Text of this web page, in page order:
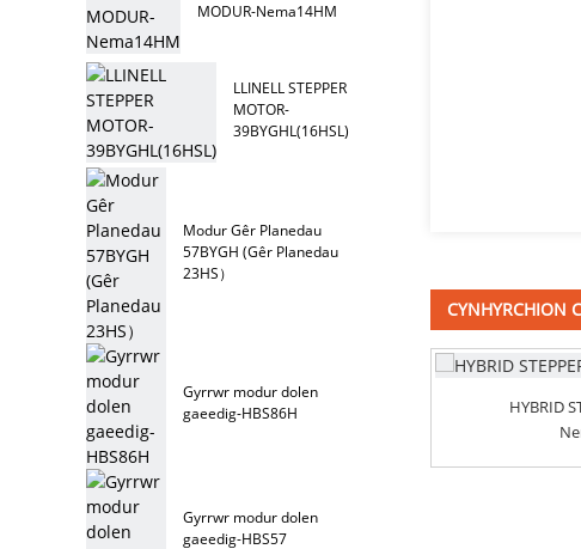
MODUR-Nema14HM
LLINELL STEPPER
MOTOR-
39BYGHL(16HSL)
Modur Gêr Planedau
57BYGH (Gêr Planedau
23HS）
Gyrrwr modur dolen
gaeedig-HBS86H
Gyrrwr modur dolen
gaeedig-HBS57
CYNHYRCHION
HYBRID STEPPER MODUR-
HYBRID